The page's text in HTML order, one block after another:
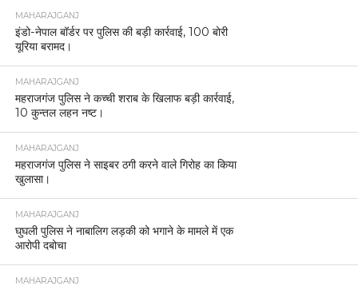
MAHARAJGANJ
इंडो-नेपाल बॉर्डर पर पुलिस की बड़ी कार्रवाई, 100 बोरी
यूरिया बरामद।
MAHARAJGANJ
महराजगंज पुलिस ने कच्ची शराब के खिलाफ बड़ी कार्रवाई,
10 कुन्तल लहन नष्ट।
MAHARAJGANJ
महराजगंज पुलिस ने साइबर ठगी करने वाले गिरोह का किया
खुलासा।
MAHARAJGANJ
घुघली पुलिस ने नाबालिग लड़की को भगाने के मामले में एक
आरोपी दबोचा
MAHARAJGANJ